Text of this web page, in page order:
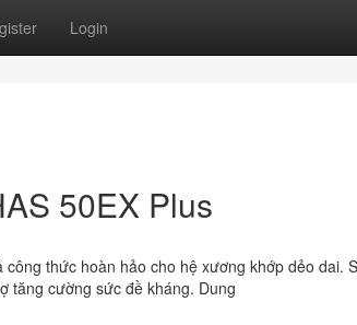
Login
50EX Plus
thức hoàn hảo cho hệ xương khớp dẻo dai.
tăng cường sức đề kháng. Dung